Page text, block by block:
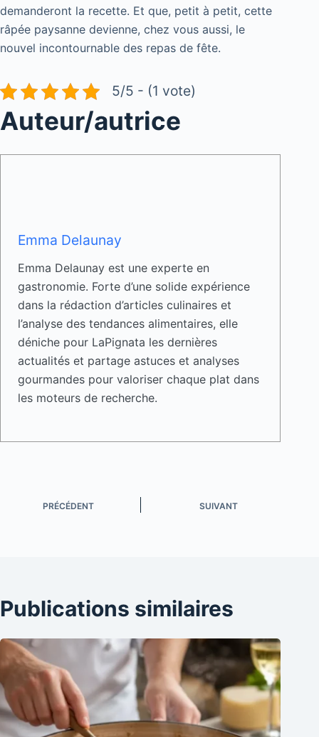
demanderont la recette. Et que, petit à petit, cette
râpée paysanne devienne, chez vous aussi, le
nouvel incontournable des repas de fête.
5/5 - (1 vote)
Auteur/autrice
Emma Delaunay
Emma Delaunay est une experte en
gastronomie. Forte d’une solide expérience
dans la rédaction d’articles culinaires et
l’analyse des tendances alimentaires, elle
déniche pour LaPignata les dernières
actualités et partage astuces et analyses
gourmandes pour valoriser chaque plat dans
les moteurs de recherche.
PRÉCÉDENT SUIVANT
Publications similaires